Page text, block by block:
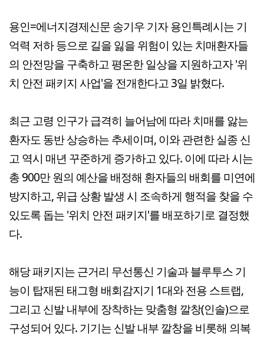
용인=에너지경제신문 송기우 기자 용인특례시는 기
억력 저하 등으로 길을 잃을 위험이 있는 치매환자들
의 안전망을 구축하고 평온한 일상을 지원하고자 '위
치 안전 패키지 사업'을 전개한다고 3일 밝혔다.
최근 고령 인구가 급격히 늘어남에 따라 치매를 앓는
환자도 동반 상승하는 추세이며, 이와 관련한 실종 신
고 역시 매년 꾸준하게 증가하고 있다. 이에 따라 시는
총 900만 원의 예산을 배정해 환자들의 배회를 미연에
방지하고, 위급 상황 발생 시 조속하게 행적을 찾을 수
있도록 돕는 '위치 안전 패키지'를 배포하기로 결정했
다.
해당 패키지는 근거리 무선통신 기술과 블루투스 기
능이 탑재된 태그형 배회감지기 1대와 전용 스트랩,
그리고 신발 내부에 장착하는 맞춤형 깔창(인솔)으로
구성되어 있다. 기기는 신발 내부 깔창을 비롯해 의복